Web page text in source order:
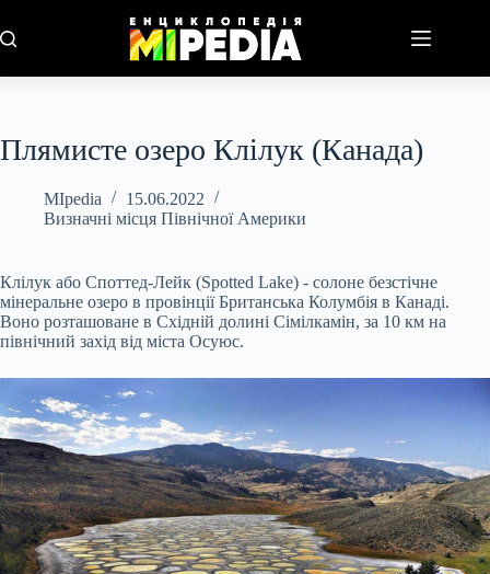
до
вмісту
Плямисте озеро Клілук (Канада)
MIpedia
15.06.2022
Визначні місця Північної Америки
Клілук або Споттед-Лейк (Spotted Lake) - солоне безстічне
мінеральне озеро в провінції Британська Колумбія в Канаді.
Воно розташоване в Східній долині Сімілкамін, за 10 км на
північний захід від міста Осуюс.